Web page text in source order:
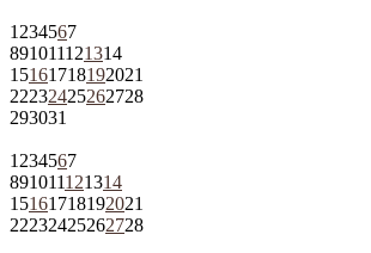
1 234567
891011121314
15161718192021
22232425262728
293031
1 234567
891011121314
15161718192021
22232425262728